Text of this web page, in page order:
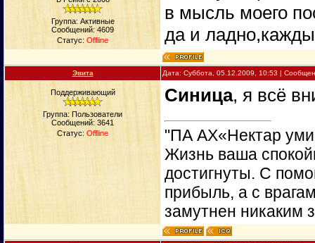
Группа: Активные
Сообщений: 4609
Статус: Offline
в мысль моего
да и
Эвита Дата: Суббота, 05.12.2009, 10:53 |
Поддерживающий
Группа: Пользователи
Сообщений: 3641
Статус: Offline
Синица, я всё
"ПА АХ«Нектар
Жизнь ваша
достигнуты. С
прибыль, а с
замутнен никаким